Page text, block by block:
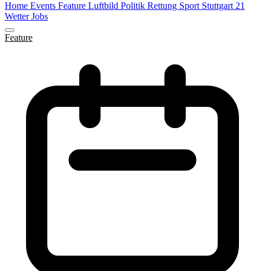
Home Events Feature Luftbild Politik Rettung Sport Stuttgart 21
WetterJobs
Feature